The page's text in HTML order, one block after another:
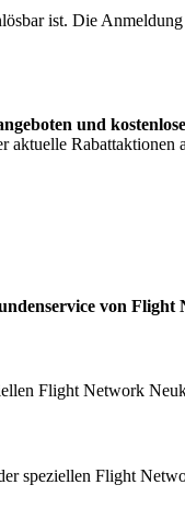
ist. Die
und
Rabattaktionen
von Flight
Flight Network
speziellen Flight